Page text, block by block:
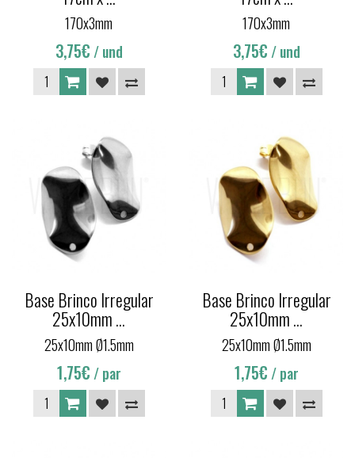
170x3mm
3,75€ / und
170x3mm
3,75€ / und
Base Brinco Irregular
25x10mm ...
25x10mm Ø1.5mm
1,75€ / par
Base Brinco Irregular
25x10mm ...
25x10mm Ø1.5mm
1,75€ / par